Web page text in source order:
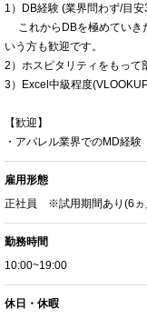
1）DB経験 (業界問わず/目安
これからDBを極めていき
いう方も歓迎です。
2）ホスピタリティをもって
3）Excel中級程度
【歓迎】
・アパレル業界でのMD経験
雇用形態
正社員 ※試用期間あり(6ヵ
勤務時間
10:00~19:00
休日・休暇